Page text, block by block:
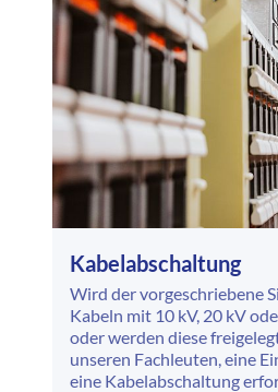
Kabelabschaltung
Wird der vorgeschriebene
Kabeln mit 10 kV, 20 kV
oder werden diese
unseren Fachleuten, eine
eine Kabelabschaltung